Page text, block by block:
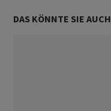
DAS KÖNNTE SIE